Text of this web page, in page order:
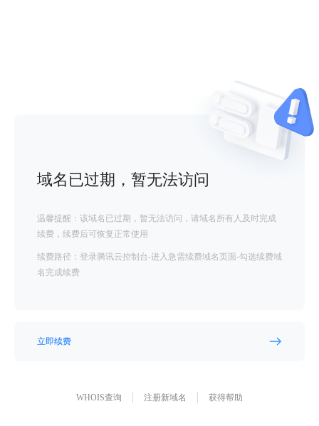
域名已过期，暂无法访问
温馨提醒：该域名已过期，暂无法访问，请域名所有人及时完成
续费，续费后可恢复正常使用
续费路径：登录腾讯云控制台-进入急需续费域名页面-勾选续费域
名完成续费
立即续费
WHOIS查询 注册新域名 获得帮助